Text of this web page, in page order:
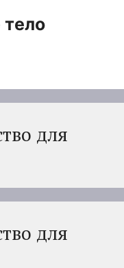
для
для